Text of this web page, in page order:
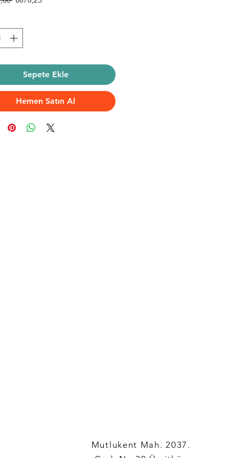
Sepete Ekle
Hemen Satın Al
Mutlukent Mah. 2037.